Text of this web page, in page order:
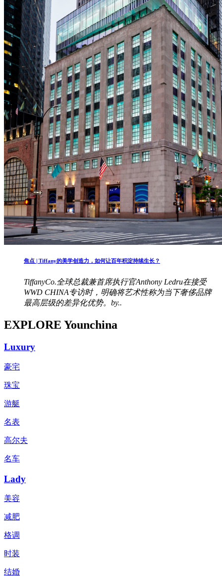
焦点 | Tiffany的美学创造力，如何让百年积淀持续生长？
TiffanyCo.全球总裁兼首席执行官Anthony Ledru在接受
WWD CHINA专访时，明确将艺术性称为当下奢侈品牌
最高层级的差异化优势。by..
EXPLORE Younchina
Luxury
豪宅
珠宝
游艇
名表
高尔夫
名车
Lady
美容
减肥
格调
时装
结婚